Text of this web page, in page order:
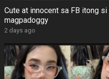
Cute at innocent sa FB itong
magpadoggy
2 days ago